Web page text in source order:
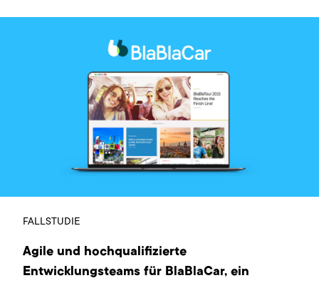
FALLSTUDIE
Agile und hochqualifizierte
Entwicklungsteams für BlaBlaCar, ein